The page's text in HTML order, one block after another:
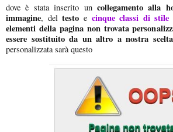
dove è stata inserito un collegamento alla
immagine, deltesto e cinque classi di stile
elementi della pagina non trovata
essere sostituito da un altro a nostra scelta
personalizzata sarà questo